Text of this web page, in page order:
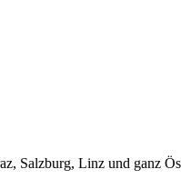
Salzburg, Linz und ganz